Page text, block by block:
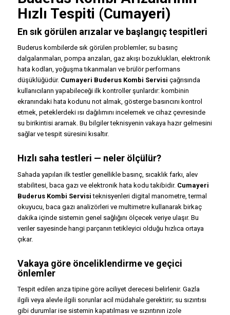
Hızlı Tespiti (Cumayeri)
En sık görülen arızalar ve başlangıç tespitleri
Buderus kombilerde sık görülen problemler; su basınç
dalgalanmaları, pompa arızaları, gaz akışı bozuklukları, elektronik
hata kodları, yoğuşma tıkanmaları ve brülör performans
düşüklüğüdür. Cumayeri Buderus Kombi Servisi çağrısında
kullanıcıların yapabileceği ilk kontroller şunlardır: kombinin
ekranındaki hata kodunu not almak, gösterge basıncını kontrol
etmek, peteklerdeki ısı dağılımını incelemek ve cihaz çevresinde
su birikintisi aramak. Bu bilgiler teknisyenin vakaya hazır gelmesini
sağlar ve tespit süresini kısaltır.
Hızlı saha testleri — neler ölçülür?
Sahada yapılan ilk testler genellikle basınç, sıcaklık farkı, alev
stabilitesi, baca gazı ve elektronik hata kodu takibidir. Cumayeri
Buderus Kombi Servisi teknisyenleri digital manometre, termal
okuyucu, baca gazı analizörleri ve multimetre kullanarak birkaç
dakika içinde sistemin genel sağlığını ölçecek veriye ulaşır. Bu
veriler sayesinde hangi parçanın tetikleyici olduğu hızlıca ortaya
çıkar.
Vakaya göre önceliklendirme ve geçici
önlemler
Tespit edilen arıza tipine göre aciliyet derecesi belirlenir. Gazla
ilgili veya alevle ilgili sorunlar acil müdahale gerektirir; su sızıntısı
gibi durumlar ise sistemin kapatılması ve sızıntının izole